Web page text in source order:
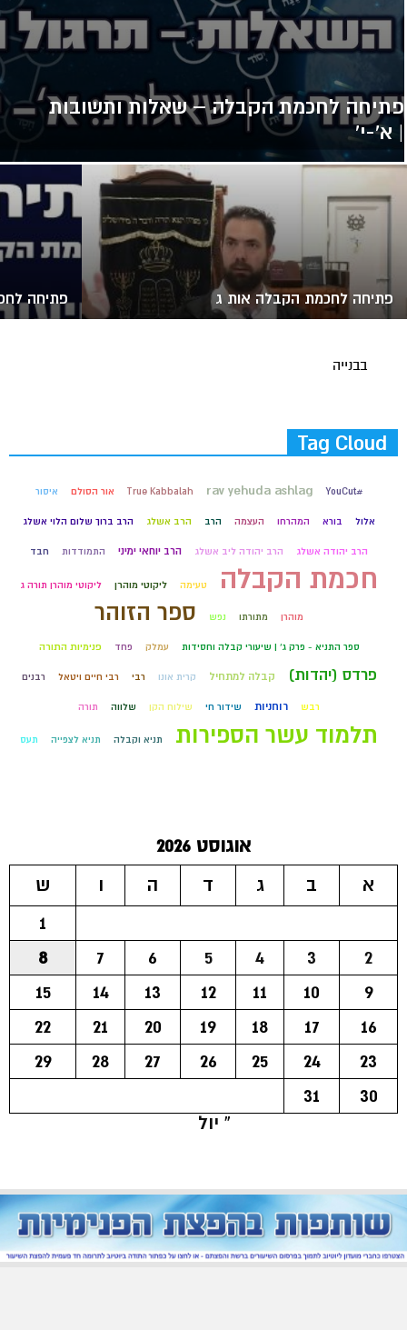
פתיחה לחכמת הקבלה – שאלות ותשובות
| א'-י'
פתיחה לחכמת הקבלה אות ג פתיחה
בבנייה
Tag Cloud
#YouCut
rav yehuda ashlag
True Kabbalah אור הסולם איסור
אלול בורא המהרחו העצמה הרב הרב אשלג הרב ברוך שלום הלוי אשלג
הרב יהודה אשלג הרב יהודה ליב אשלג הרב יוחאי ימיני התמודדות חבד
חכמת הקבלה טעימה ליקוטי מוהרן ליקוטי מוהרן תורה ג
מוהרן מתורתו נפש ספר הזוהר
ספר התניא - פרק ג' | שיעורי קבלה וחסידות עמלק פחד פנימיות התורה
פרדס (יהדות) קבלה למתחיל קרית אונו רבי רבי חיים ויטאל רבנים
רבש רוחניות שידור חי שילוח הקן שלווה תורה
תלמוד עשר הספירות תניא וקבלה תניא לצפייה תעס
אוגוסט 2026
א
ב ג ד ה ו
ש
1
2
3
4
5
6
7
8
9
10
11
12
13
14
15
16
17
18
19
20
21
22
23
24
25
26
27
28
29
30
31
« יול